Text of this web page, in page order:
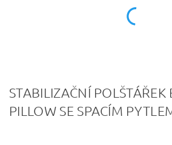
STABILIZAČNÍ POLŠTÁŘEK
PILLOW SE SPACÍM